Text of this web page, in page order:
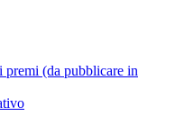
premi (da pubblicare in